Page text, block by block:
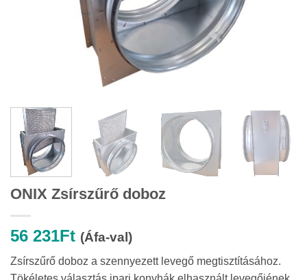
ONIX Zsírszűrő doboz
56 231Ft (Áfa-val)
Zsírszűrő doboz a szennyezett levegő megtisztításához.